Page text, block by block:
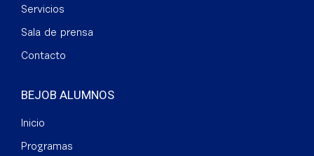
Servicios
Sala de prensa
Contacto
BEJOB ALUMNOS
Inicio
Programas